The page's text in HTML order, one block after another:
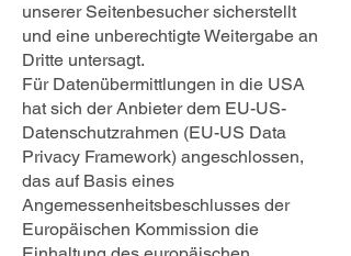
unserer Seitenbesucher sicherstellt
und eine unberechtigte Weitergabe an
Dritte untersagt.
Für Datenübermittlungen in die USA
hat sich der Anbieter dem EU-US-
Datenschutzrahmen (EU-US Data
Privacy Framework) angeschlossen,
das auf Basis eines
Angemessenheitsbeschlusses der
Europäischen Kommission die